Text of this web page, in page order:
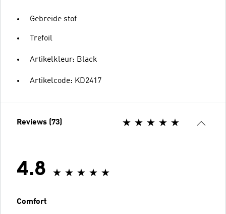
Gebreide stof
Trefoil
Artikelkleur: Black
Artikelcode: KD2417
Reviews (73)
4.8
Comfort